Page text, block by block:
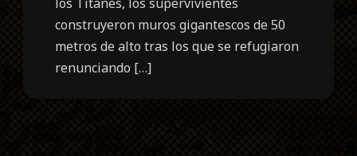
construyeron muros gigantescos de 50
metros de alto tras los que se refugiaron
renunciando […]